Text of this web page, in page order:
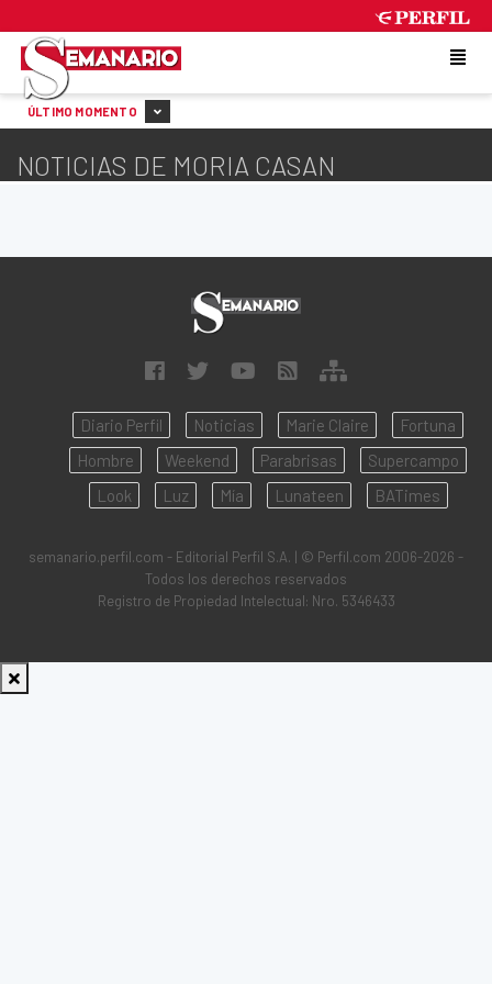
ÚLTIMO MOMENTO
NOTICIAS DE MORIA CASAN
Diario Perfil Noticias Marie Claire
Fortuna
Hombre
Weekend Parabrisas
Supercampo
Look
Luz Mía Lunateen BATimes
semanario.perfil.com - Editorial Perfil S.A. | © Perfil.com 2006-2026 -
Todos los derechos reservados
Registro de Propiedad Intelectual: Nro. 5346433